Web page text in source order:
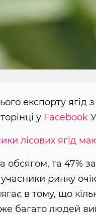
експорту ягід
у Facebook
лісових ягід
обсягом, та 47%
ринку
в тому, що
багато людей